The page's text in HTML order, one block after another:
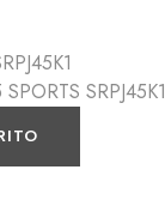
SRPJ45K1